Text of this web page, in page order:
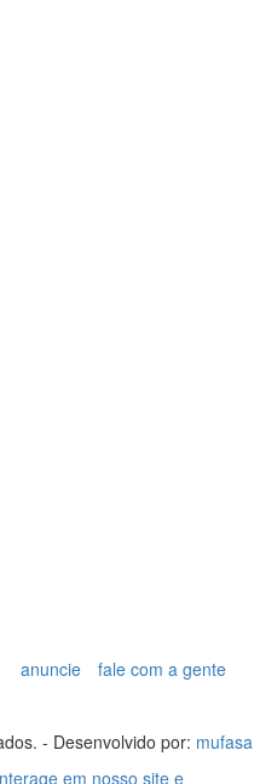
anuncie fale com a gente
- Desenvolvido por: mufasa
em nosso site e